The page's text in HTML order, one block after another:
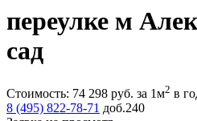
переулке м
сад
Стоимость: 74 298 руб. за 1м2 в
8 (495) 822-78-71 доб.240